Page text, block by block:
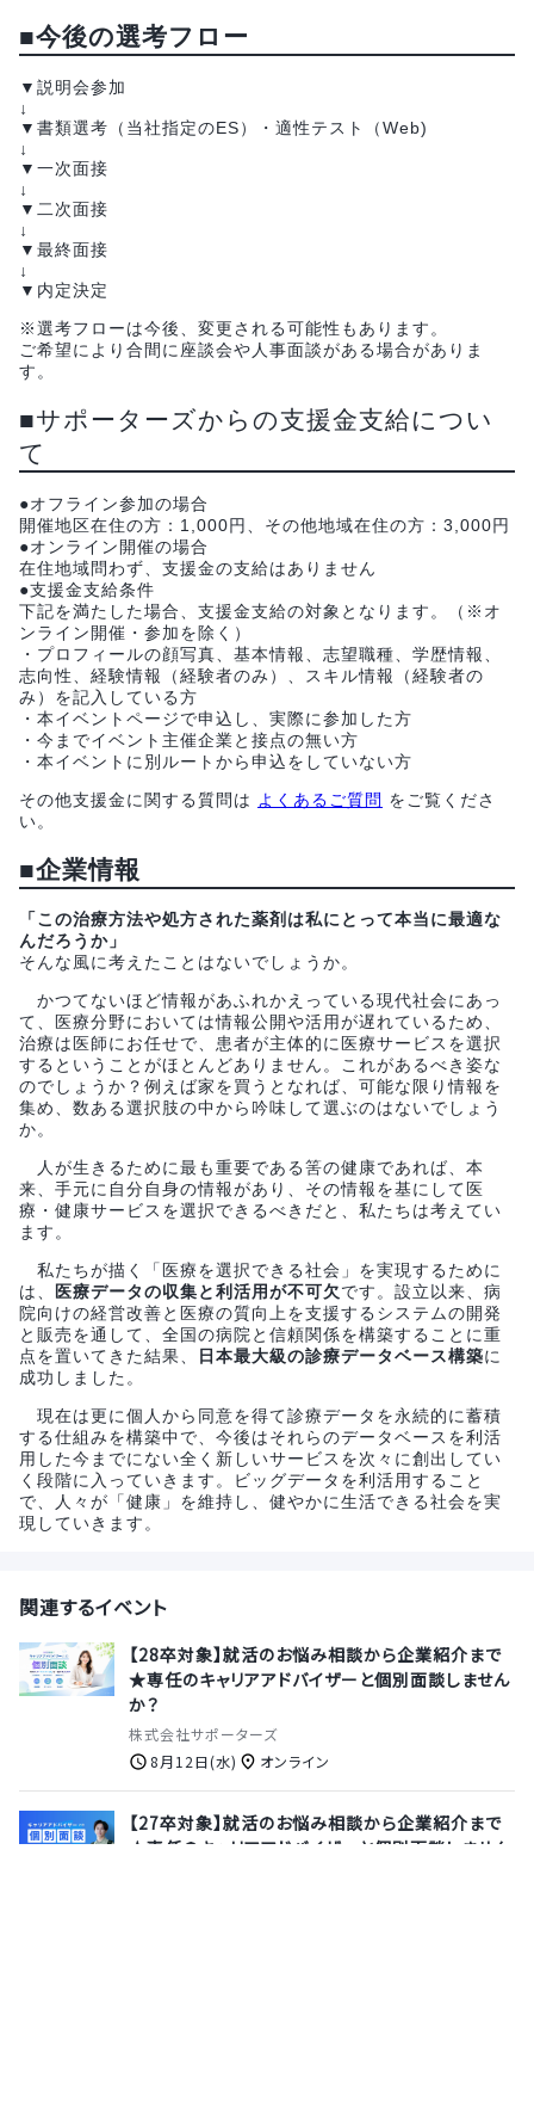
■今後の選考フロー
▼説明会参加
↓
▼書類選考（当社指定のES）・適性テスト（Web)
↓
▼一次面接
↓
▼二次面接
↓
▼最終面接
↓
▼内定決定
※選考フローは今後、変更される可能性もあります。
ご希望により合間に座談会や人事面談がある場合がありま
す。
■サポーターズからの支援金支給につい
て
●オフライン参加の場合
開催地区在住の方：1,000円、その他地域在住の方：3,000円
●オンライン開催の場合
在住地域問わず、支援金の支給はありません
●支援金支給条件
下記を満たした場合、支援金支給の対象となります。（※オ
ンライン開催・参加を除く）
・プロフィールの顔写真、基本情報、志望職種、学歴情報、
志向性、経験情報（経験者のみ）、スキル情報（経験者の
み）を記入している方
・本イベントページで申込し、実際に参加した方
・今までイベント主催企業と接点の無い方
・本イベントに別ルートから申込をしていない方
その他支援金に関する質問は よくあるご質問 をご覧くださ
い。
■企業情報
「この治療方法や処方された薬剤は私にとって本当に最適な
んだろうか」
そんな風に考えたことはないでしょうか。
かつてないほど情報があふれかえっている現代社会にあっ
て、医療分野においては情報公開や活用が遅れているため、
治療は医師にお任せで、患者が主体的に医療サービスを選択
するということがほとんどありません。これがあるべき姿な
のでしょうか？例えば家を買うとなれば、可能な限り情報を
集め、数ある選択肢の中から吟味して選ぶのはないでしょう
か。
人が生きるために最も重要である筈の健康であれば、本
来、手元に自分自身の情報があり、その情報を基にして医
療・健康サービスを選択できるべきだと、私たちは考えてい
ます。
私たちが描く「医療を選択できる社会」を実現するために
は、
医療データの収集と利活用が不可欠です。設立以来、病
院向けの経営改善と医療の質向上を支援するシステムの開発
と販売を通して、全国の病院と信頼関係を構築することに重
点を置いてきた結果、
日本最大級の診療データベース構築に
成功しました。
現在は更に個人から同意を得て診療データを永続的に蓄積
する仕組みを構築中で、今後はそれらのデータベースを利活
用した今までにない全く新しいサービスを次々に創出してい
く段階に入っていきます。ビッグデータを利活用すること
で、人々が「健康」を維持し、健やかに生活できる社会を実
現していきます。
関連するイベント
【28卒対象】就活のお悩み相談から企業紹介まで
★専任のキャリアアドバイザーと個別面談しません
か？
株式会社サポーターズ
8月12日(水)
オンライン
【27卒対象】就活のお悩み相談から企業紹介まで
★専任のキャリアアドバイザーと個別面談しません